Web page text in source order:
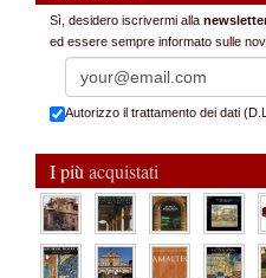
Sì, desidero iscrivermi alla
ed essere sempre informato sulle
Autorizzo il trattamento dei dati
I più acquistati